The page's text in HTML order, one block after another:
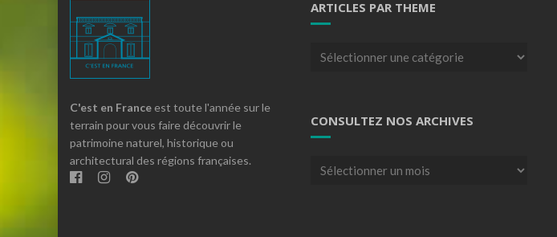
C'est en France est toute l'année sur le
terrain pour vous faire découvrir le
patrimoine naturel, historique ou
architectural des régions françaises.
ARTICLES PAR THEME
Articles
CONSULTEZ NOS ARCHIVES
Consultez